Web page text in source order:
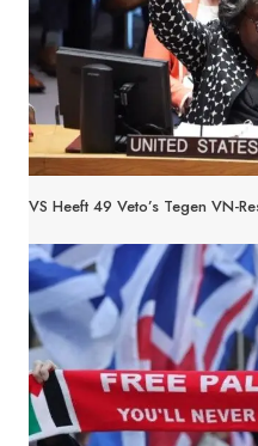
VS Heeft 49 Veto’s Tegen VN-